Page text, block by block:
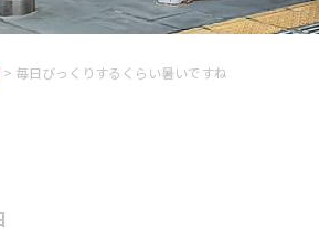
> 毎日びっくりするくらい暑いですね